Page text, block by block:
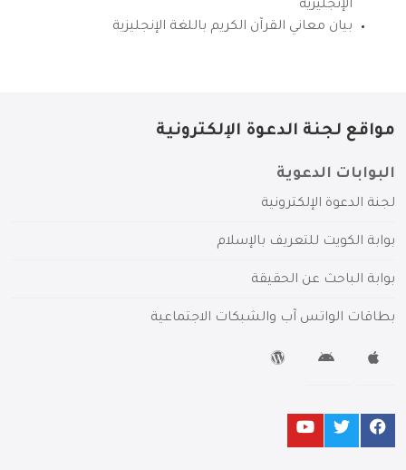
الإنجليزية
بيان معاني القرآن الكريم باللغة الإنجليزية
مواقع لجنة الدعوة الإلكترونية
البوابات الدعوية
لجنة الدعوة الإلكترونية
بوابة الكويت للتعريف بالإسلام
بوابة الباحث عن الحقيقة
بطاقات الواتس آب والشبكات الاجتماعية